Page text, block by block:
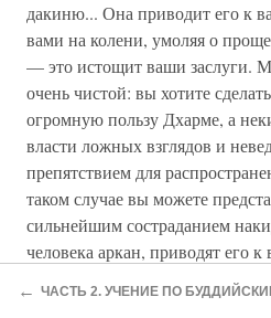
дакиню... Она приводит его к
вами на колени, умоляя о
— это истощит ваши заслуги.
очень чистой: вы хотите
огромную пользу Дхарме, а
власти ложных взглядов и
препятствием для
таком случае вы можете
сильнейшим состраданием
человека аркан, приводят его
себе. В принципе, вы можете
собирают перед вами всех
←